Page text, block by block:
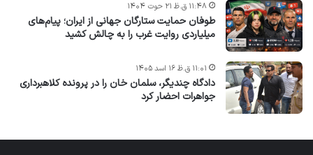
طوفان حمایت ستارگان جهانی از ایران؛ پیام‌های
میلیاردی روایت غرب را به چالش کشید
۱۱:۴۸ ق.ظ ۲۱ حوت ۱۴۰۴
دادگاه چندیگر، سلمان خان را در پرونده کلاهبرداری
جواهرات احضار کرد
۱۱:۰۱ ق.ظ ۱۶ اسد ۱۴۰۵